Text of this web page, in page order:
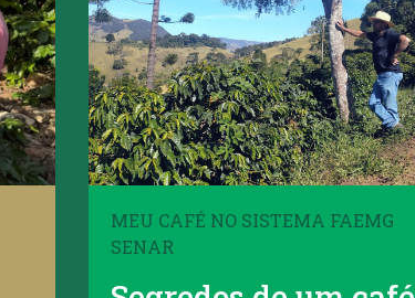
MEU CAFÉ NO SISTEMA FAEMG
SENAR